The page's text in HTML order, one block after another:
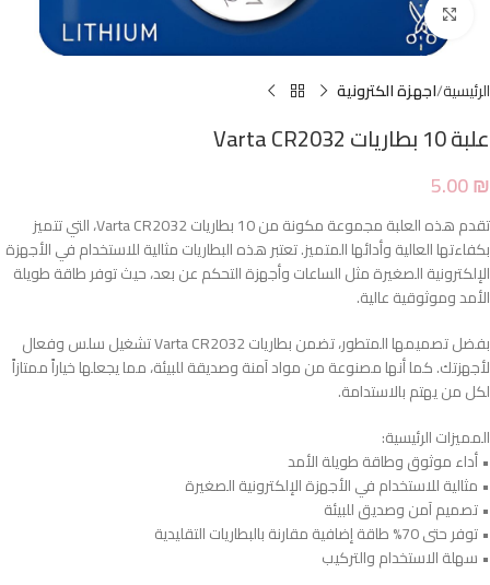
Click to enlarge
الرئيسية اجهزة الكترونية
علبة 10 بطاريات Varta CR2032
5.00₪
تقدم هذه العلبة مجموعة مكونة من 10 بطاريات Varta CR2032، التي تتميز
بكفاءتها العالية وأدائها المتميز. تعتبر هذه البطاريات مثالية للاستخدام في الأجهزة
الإلكترونية الصغيرة مثل الساعات وأجهزة التحكم عن بعد، حيث توفر طاقة طويلة
الأمد وموثوقية عالية.
بفضل تصميمها المتطور، تضمن بطاريات Varta CR2032 تشغيل سلس وفعال
لأجهزتك. كما أنها مصنوعة من مواد آمنة وصديقة للبيئة، مما يجعلها خياراً ممتازاً
لكل من يهتم بالاستدامة.
المميزات الرئيسية:
• أداء موثوق وطاقة طويلة الأمد
• مثالية للاستخدام في الأجهزة الإلكترونية الصغيرة
• تصميم آمن وصديق للبيئة
• توفر حتى 70% طاقة إضافية مقارنة بالبطاريات التقليدية
• سهلة الاستخدام والتركيب